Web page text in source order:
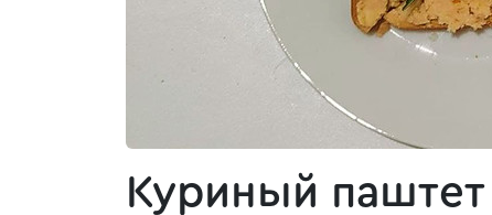
Куриный